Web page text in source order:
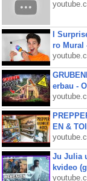
I
ro Mural
erbau -
EN &
Ju Julia
kvideo